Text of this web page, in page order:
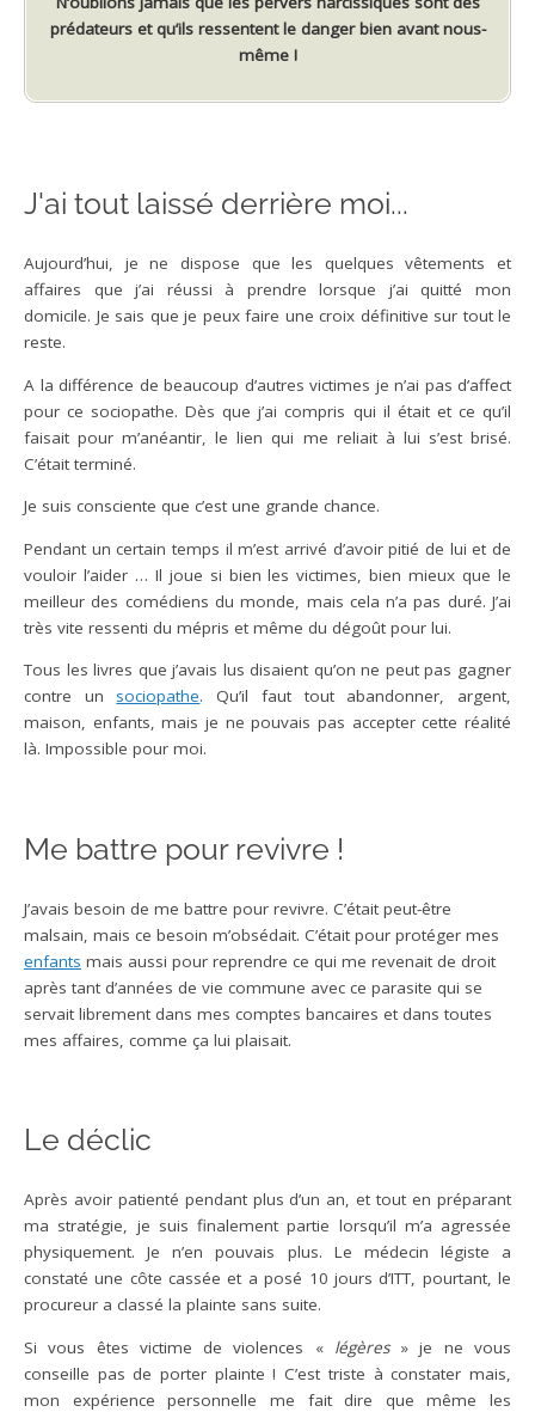
prédateurs et qu’ils ressentent le danger bien avant nous-
même !
J'ai tout laissé derrière moi...
Aujourd’hui, je ne dispose que les quelques vêtements et
affaires que j’ai réussi à prendre lorsque j’ai quitté mon
domicile. Je sais que je peux faire une croix définitive sur tout le
reste.
A la différence de beaucoup d’autres victimes je n’ai pas d’affect
pour ce sociopathe. Dès que j’ai compris qui il était et ce qu’il
faisait pour m’anéantir, le lien qui me reliait à lui s’est brisé.
C’était terminé.
Je suis consciente que c’est une grande chance.
Pendant un certain temps il m’est arrivé d’avoir pitié de lui et de
vouloir l’aider … Il joue si bien les victimes, bien mieux que le
meilleur des comédiens du monde, mais cela n’a pas duré. J’ai
très vite ressenti du mépris et même du dégoût pour lui.
Tous les livres que j’avais lus disaient qu’on ne peut pas gagner
contre un sociopathe. Qu’il faut tout abandonner, argent,
maison, enfants, mais je ne pouvais pas accepter cette réalité
là. Impossible pour moi.
Me battre pour revivre !
J’avais besoin de me battre pour revivre. C’était peut-être
malsain, mais ce besoin m’obsédait. C’était pour protéger mes
enfants mais aussi pour reprendre ce qui me revenait de droit
après tant d’années de vie commune avec ce parasite qui se
servait librement dans mes comptes bancaires et dans toutes
mes affaires, comme ça lui plaisait.
Le déclic
Après avoir patienté pendant plus d’un an, et tout en préparant
ma stratégie, je suis finalement partie lorsqu’il m’a agressée
physiquement. Je n’en pouvais plus. Le médecin légiste a
constaté une côte cassée et a posé 10 jours d’ITT, pourtant, le
procureur a classé la plainte sans suite.
Si vous êtes victime de violences « légères» je ne vous
conseille pas de porter plainte ! C’est triste à constater mais,
mon expérience personnelle me fait dire que même les